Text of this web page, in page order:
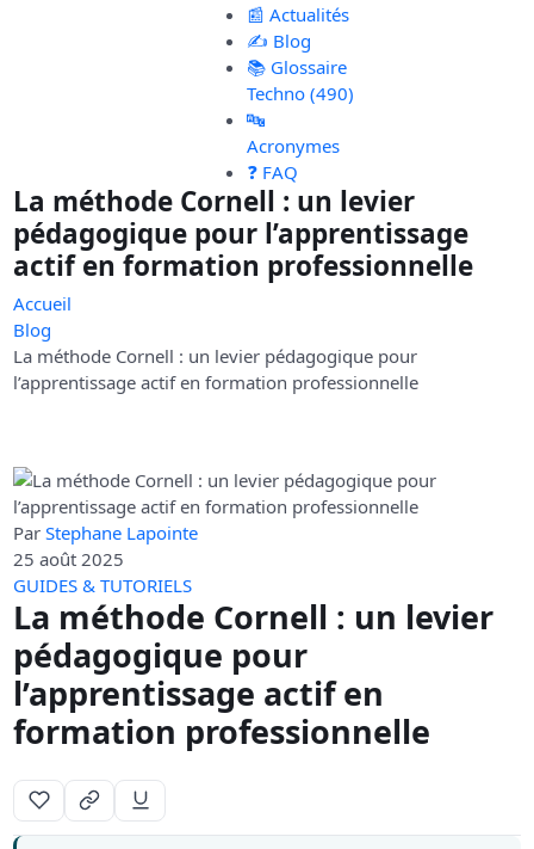
📰 Actualités
✍️ Blog
📚 Glossaire
Techno (490)
🔤
Acronymes
❓ FAQ
La méthode Cornell : un levier
pédagogique pour l’apprentissage
actif en formation professionnelle
Accueil
Blog
La méthode Cornell : un levier pédagogique pour
l’apprentissage actif en formation professionnelle
ParStephane Lapointe
25 août 2025
GUIDES & TUTORIELS
La méthode Cornell : un levier
pédagogique pour
l’apprentissage actif en
formation professionnelle